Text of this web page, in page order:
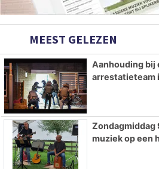
MEEST GELEZEN
Aanhouding bij
arrestatieteam
Zondagmiddag
muziek op een